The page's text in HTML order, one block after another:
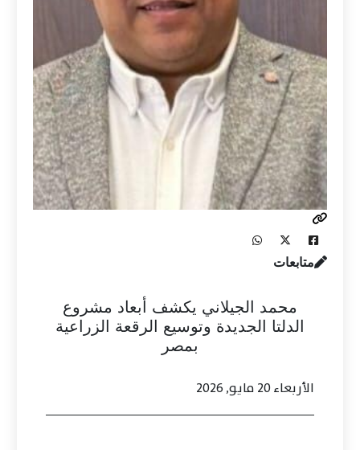
متابعات
محمد الجيلاني يكشف أبعاد مشروع
الدلتا الجديدة وتوسيع الرقعة الزراعية
بمصر
الأربعاء 20 مايو, 2026